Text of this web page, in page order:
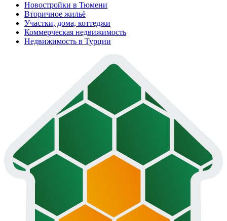
Новостройки в Тюмени
Вторичное жильё
Участки, дома, коттеджи
Коммерческая недвижимость
Недвижимость в Турции